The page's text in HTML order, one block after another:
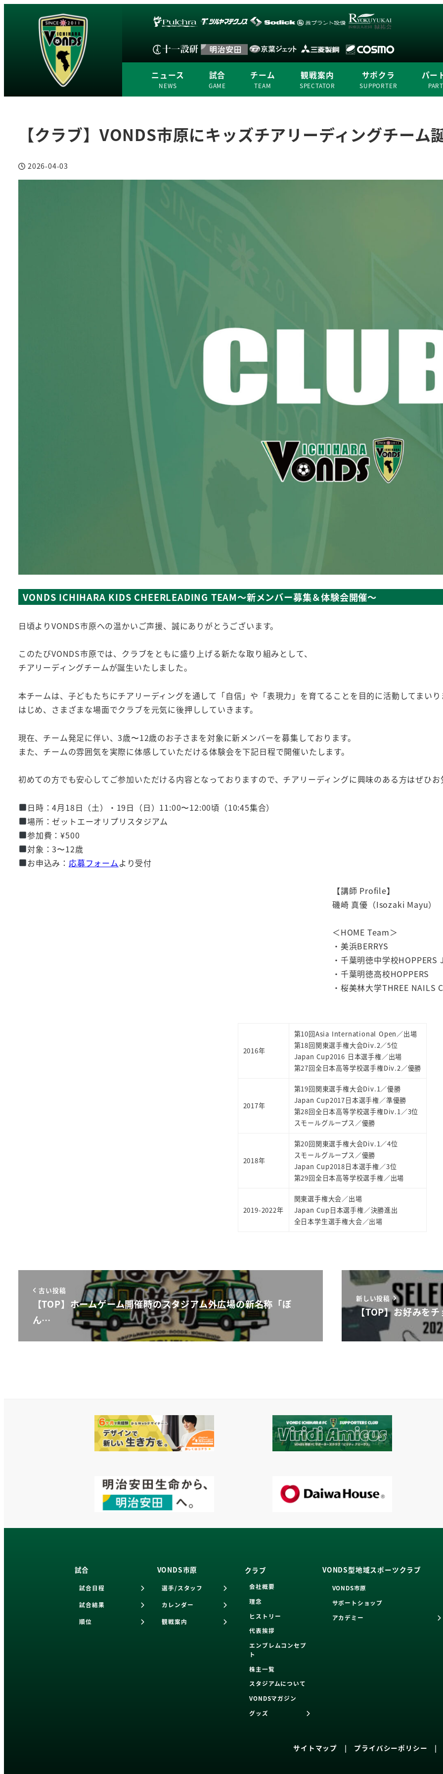
ニュース
NEWS
試合
GAME
チーム
TEAM
観戦案内
SPECTATOR
サポクラ
SUPPORTER
パー
【クラブ】VONDS市原にキッズチアリーディングチーム
投稿日
2026-04-03
VONDS ICHIHARA KIDS CHEERLEADING TEAM～新メンバー募集＆体験会開催～
日頃よりVONDS市原への温かいご声援、誠にありがとうございます。
このたびVONDS市原では、クラブをともに盛り上げる新たな取り組みとして、
チアリーディングチームが誕生いたしました。
本チームは、子どもたちにチアリーディングを通して「自信」や「表現力」を育てることを目的に活動してまい
はじめ、さまざまな場面でクラブを元気に後押ししていきます。
現在、チーム発足に伴い、3歳〜12歳のお子さまを対象に新メンバーを募集しております。
また、チームの雰囲気を実際に体感していただける体験会を下記日程で開催いたします。
初めての方でも安心してご参加いただける内容となっておりますので、チアリーディングに興味のある方はぜひお
日時：4月18日（土）・19日（日）11:00〜12:00頃（10:45集合）
場所：ゼットエーオリプリスタジアム
参加費：¥500
対象：3〜12歳
お申込み： 応募フォームより受付
【講師 Profile】
磯崎 真優（Isozaki Mayu）
＜HOME Team＞
・美浜BERRYS
・千葉明徳中学校HOPPERS
・千葉明徳高校HOPPERS
・桜美林大学THREE NAILS
2016年
第10回Asia International Open／出場
第18回関東選手権大会Div.2／5位
Japan Cup2016 日本選手権／出場
第27回全日本高等学校選手権Div.2／優勝
2017年
第19回関東選手権大会Div.1／優勝
Japan Cup2017日本選手権／準優勝
第28回全日本高等学校選手権Div.1／3位
スモールグループス／優勝
2018年
第20回関東選手権大会Div.1／4位
スモールグループス／優勝
Japan Cup2018日本選手権／3位
第29回全日本高等学校選手権／出場
2019-2022年
関東選手権大会／出場
Japan Cup日本選手権／決勝進出
全日本学生選手権大会／出場
古い投稿
【TOP】ホームゲーム開催時のスタジアム外広場の新名称「ぼ
ん…
新しい投稿
【TOP】お好みを
試合
試合日程
試合結果
順位
VONDS市原
選手/スタッフ
カレンダー
観戦案内
クラブ
会社概要
理念
ヒストリー
代表挨拶
エンブレムコンセプ
ト
株主一覧
スタジアムについて
VONDSマガジン
グッズ
VONDS型地域スポーツクラブ
VONDS市原
サポートショップ
アカデミー
サイトマップ | プライバシーポリシー |